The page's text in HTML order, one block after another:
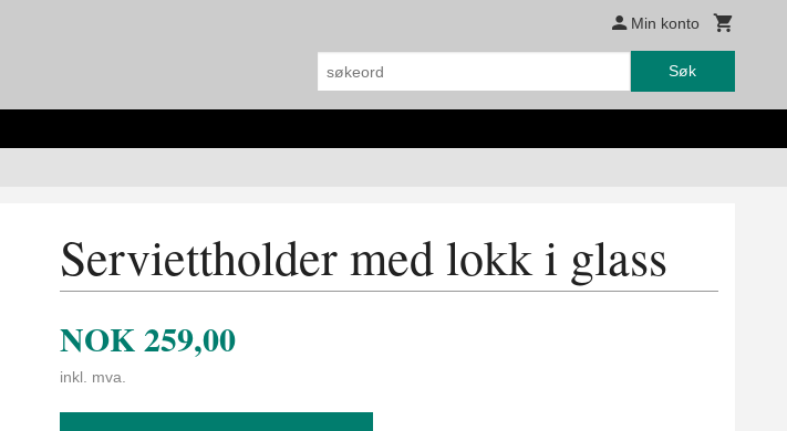
Min konto
Søk
Serviettholder med lokk i glass
NOK259,00
inkl. mva.